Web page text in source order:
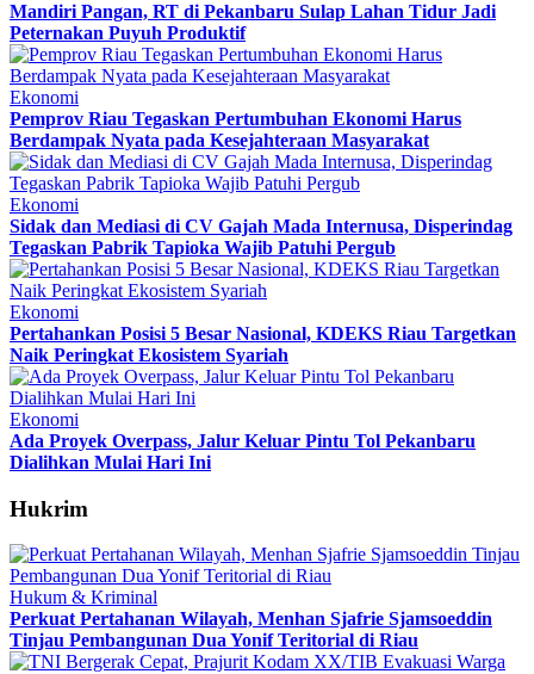
Mandiri Pangan, RT di Pekanbaru Sulap Lahan Tidur Jadi
Peternakan Puyuh Produktif
Ekonomi
Pemprov Riau Tegaskan Pertumbuhan Ekonomi Harus
Berdampak Nyata pada Kesejahteraan Masyarakat
Ekonomi
Sidak dan Mediasi di CV Gajah Mada Internusa, Disperindag
Tegaskan Pabrik Tapioka Wajib Patuhi Pergub
Ekonomi
Pertahankan Posisi 5 Besar Nasional, KDEKS Riau Targetkan
Naik Peringkat Ekosistem Syariah
Ekonomi
Ada Proyek Overpass, Jalur Keluar Pintu Tol Pekanbaru
Dialihkan Mulai Hari Ini
Hukrim
Hukum & Kriminal
Perkuat Pertahanan Wilayah, Menhan Sjafrie Sjamsoeddin
Tinjau Pembangunan Dua Yonif Teritorial di Riau